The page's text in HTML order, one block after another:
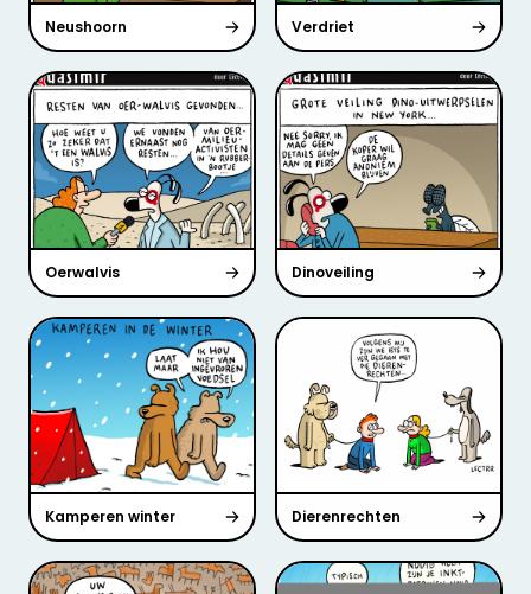
Neushoorn Verdriet
Oerwalvis Dinoveiling
Kamperen winter Dierenrechten